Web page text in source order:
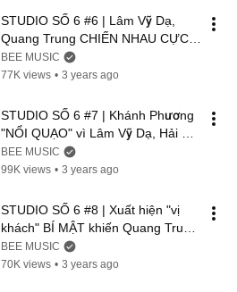
STUDIO SỐ 6 #6 | Lâm Vỹ Dạ,
Quang Trung CHIẾN NHAU CỰC
GẮT - "Bé Dâu" Khổng Tú Quỳnh
xém TÉ SẤP MẶT
BEE MUSIC
77K views • 3 years ago
STUDIO SỐ 6 #7 | Khánh Phương
"NỔI QUẠO" vì Lâm Vỹ Dạ, Hải
Triều HÁT SAI TÔNG Chiếc Khăn
Gió Ấm
BEE MUSIC
99K views • 3 years ago
STUDIO SỐ 6 #8 | Xuất hiện "vị
khách" BÍ MẬT khiến Quang Trung,
Sam CHẠY BIẾN MẤT khỏi phim
trường
BEE MUSIC
70K views • 3 years ago